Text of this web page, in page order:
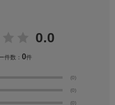
0.0
件数： 0件
(0)
(0)
(0)